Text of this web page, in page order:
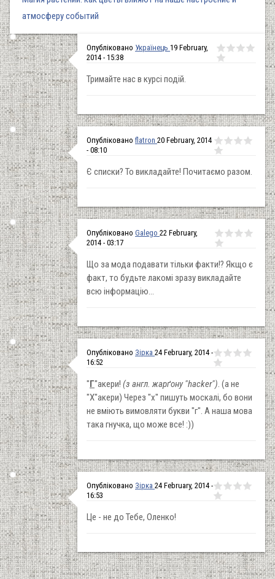
атмосферу событий
Опубліковано Українець 19 February,
2014 - 15:38
Тримайте нас в курсі подій.
Опубліковано flatron 20 February, 2014
- 08:10
Є списки? То викладайте! Почитаємо разом.
Опубліковано Galego 22 February,
2014 - 03:17
Що за мода подавати тільки факти!? Якщо є
факт, то будьте лакомі зразу викладайте
всю інформацію...
Опубліковано Зірка 24 February, 2014 -
16:52
"Г"акери! (з англ. жарґону "hacker"). (а не
"Х"акери) Через "х" пишуть москалі, бо вони
не вміють вимовляти букви "г". А наша мова
така гнучка, що може все! :))
Опубліковано Зірка 24 February, 2014 -
16:53
Це - не до Тебе, Оленко!